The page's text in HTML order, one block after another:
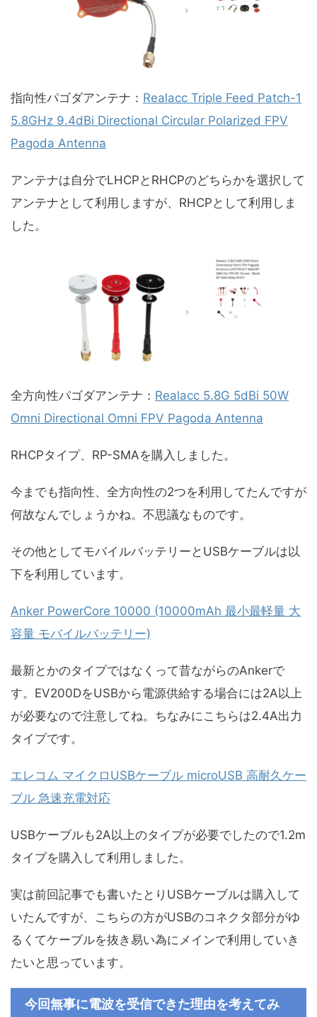
指向性パゴダアンテナ： Realacc Triple Feed Patch-1
5.8GHz 9.4dBi Directional Circular Polarized FPV
Pagoda Antenna
アンテナは自分でLHCPとRHCPのどちらかを選択して
アンテナとして利用しますが、RHCPとして利用しま
した。
全方向性パゴダアンテナ： Realacc 5.8G 5dBi 50W
Omni Directional Omni FPV Pagoda Antenna
RHCPタイプ、RP-SMAを購入しました。
今までも指向性、全方向性の2つを利用してたんですが
何故なんでしょうかね。不思議なものです。
その他としてモバイルバッテリーとUSBケーブルは以
下を利用しています。
Anker PowerCore 10000 (10000mAh 最小最軽量 大
容量 モバイルバッテリー)
最新とかのタイプではなくって昔ながらのAnkerで
す。EV200DをUSBから電源供給する場合には2A以上
が必要なので注意してね。ちなみにこちらは2.4A出力
タイプです。
エレコム マイクロUSBケーブル microUSB 高耐久ケー
ブル 急速充電対応
USBケーブルも2A以上のタイプが必要でしたので1.2m
タイプを購入して利用しました。
実は前回記事でも書いたとりUSBケーブルは購入して
いたんですが、こちらの方がUSBのコネクタ部分がゆ
るくてケーブルを抜き易い為にメインで利用していき
たいと思っています。
今回無事に電波を受信できた理由を考えてみ